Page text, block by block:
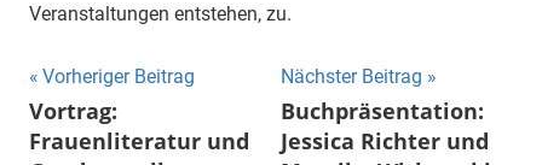
Veranstaltungen entstehen, zu.
Beitragsnavigation
Vorheriger Beitrag
Vortrag:
Frauenliteratur und
Nächster Beitrag
Buchpräsentation:
Jessica Richter und